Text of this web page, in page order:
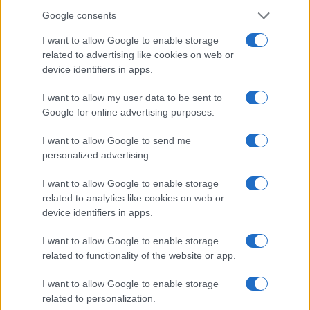
Google consents
I want to allow Google to enable storage
related to advertising like cookies on web or
device identifiers in apps.
I want to allow my user data to be sent to
Google for online advertising purposes.
I want to allow Google to send me
personalized advertising.
I want to allow Google to enable storage
related to analytics like cookies on web or
device identifiers in apps.
I want to allow Google to enable storage
related to functionality of the website or app.
I want to allow Google to enable storage
related to personalization.
durante las noches de luna, cuando los visitantes
pueden ver la fauna nocturna.
4. Parque Nacional de Pyha-Luosto
Este parque nacional alberga bosques antiguos,
colinas escarpadas y desfiladeros sin fondo que
atraviesan el paisaje. La cresta que atraviesa
Pyhä-Luostoson los restos de una de las
cordilleras más antiguas del planeta.
Amado por los entusiastas de los deportes de
Pyhä-Luostopara
disfrutar del increíble esquí alpino durante el
de esquí son el lugar ideal para pasar unas